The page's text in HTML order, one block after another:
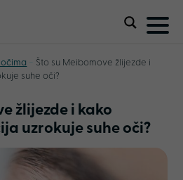
Što su Meibomove žlijezde i
suhe oči?
žlijezde i kako
uzrokuje suhe oči?